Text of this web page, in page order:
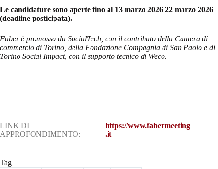
Le candidature sono aperte fino al 13 marzo 2026 22 marzo 2026
(deadline posticipata).
Faber è promosso da SocialTech, con il contributo della Camera di
commercio di Torino, della Fondazione Compagnia di San Paolo e di
Torino Social Impact, con il supporto tecnico di Weco.
LINK DI
APPROFONDIMENTO:
https://www.fabermeeting
.it
Tag